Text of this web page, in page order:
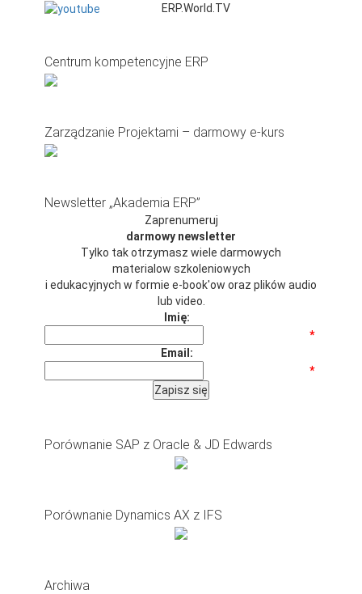
ERP.World.TV
Centrum kompetencyjne ERP
Zarządzanie Projektami – darmowy e-kurs
Newsletter „Akademia ERP”
Zaprenumeruj
darmowy newsletter
Tylko tak otrzymasz wiele darmowych
materialow szkoleniowych
i edukacyjnych w formie e-book'ow oraz plików audio
lub video.
Imię:
*
Email:
*
Porównanie SAP z Oracle & JD Edwards
Porównanie Dynamics AX z IFS
Archiwa